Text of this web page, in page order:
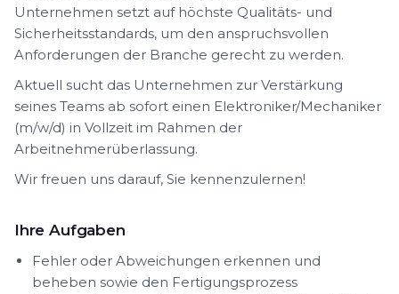
Unternehmen setzt auf höchste Qualitäts- und
Sicherheitsstandards, um den anspruchsvollen
Anforderungen der Branche gerecht zu werden.
Aktuell sucht das Unternehmen zur Verstärkung
seines Teams ab sofort einen Elektroniker/Mechaniker
(m/w/d) in Vollzeit im Rahmen der
Arbeitnehmerüberlassung.
Wir freuen uns darauf, Sie kennenzulernen!
Ihre Aufgaben
Fehler oder Abweichungen erkennen und
beheben sowie den Fertigungsprozess